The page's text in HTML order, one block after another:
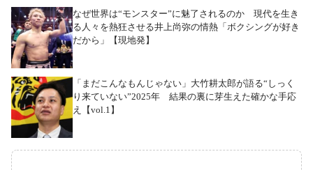
なぜ世界は“モンスター”に魅了されるのか 現代を生き
る人々を熱狂させる井上尚弥の情熱「ボクシングが好き
だから」【現地発】
「まだこんなもんじゃない」大竹耕太郎が語る“しっく
り来ていない”2025年 結果の裏に芽生えた確かな手応
え【vol.1】